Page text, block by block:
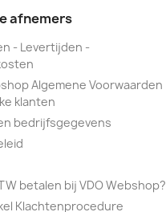
afnemers
- Levertijden -
Algemene Voorwaarden
klanten
bedrijfsgegevens
betalen bij VDO Webshop?
Klachtenprocedure